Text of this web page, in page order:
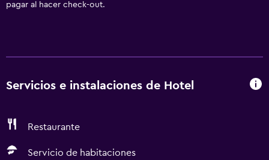
pagar al hacer check-out.
Servicios e instalaciones de Hotel
Restaurante
Servicio de habitaciones